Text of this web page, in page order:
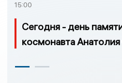
15:00
Сегодня - день
космонавта